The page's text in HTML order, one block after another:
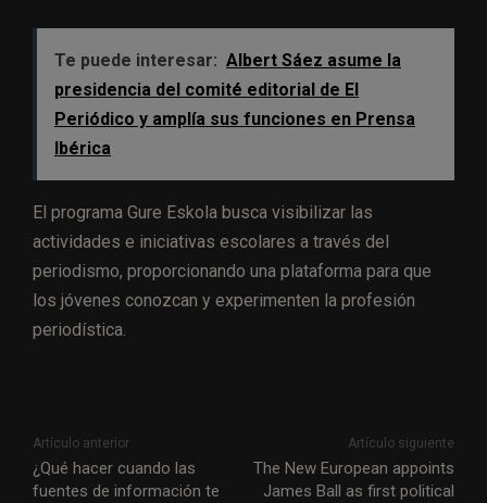
Te puede interesar: Albert Sáez asume la
presidencia del comité editorial de El
Periódico y amplía sus funciones en Prensa
Ibérica
El programa Gure Eskola busca visibilizar las
actividades e iniciativas escolares a través del
periodismo, proporcionando una plataforma para que
los jóvenes conozcan y experimenten la profesión
periodística.
Artículo anterior
¿Qué hacer cuando las
fuentes de información te
Artículo siguiente
The New European appoints
James Ball as first political